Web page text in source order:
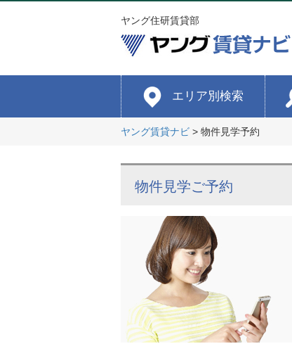
ヤング住研賃貸部
エリア別検索
ヤング賃貸ナビ > 物件見学予約
物件見学ご予約